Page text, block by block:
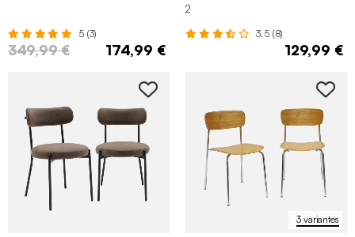
5 (3)
349,99 € 174,99 €
2
3.5 (8)
129,99 €
3 variantes